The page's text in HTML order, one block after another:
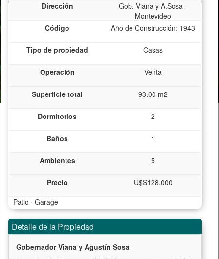
Dirección
Gob. Viana y A.Sosa -
Montevideo
Código
Año de Construcción: 1943
Tipo de propiedad Casas
Operación Venta
Superficie total 93.00 m2
Dormitorios 2
Baños 1
Ambientes 5
Precio
U$S128.000
Patio · Garage
Detalle de la Propiedad
Gobernador Viana y Agustín Sosa